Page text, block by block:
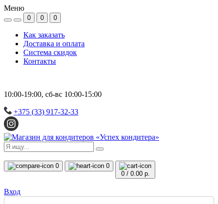
Меню
0 0 0
Как заказать
Доставка и оплата
Система скидок
Контакты
10:00-19:00, сб-вс 10:00-15:00
+375 (33) 917-32-33
0
0
0/ 0.00 р.
Вход